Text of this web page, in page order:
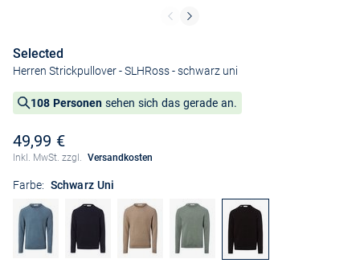
Selected
Herren Strickpullover - SLHRoss- schwarz uni
108 Personen sehen sich das gerade an.
49,99 €
Inkl. MwSt. zzgl. Versandkosten
Farbe: Schwarz Uni